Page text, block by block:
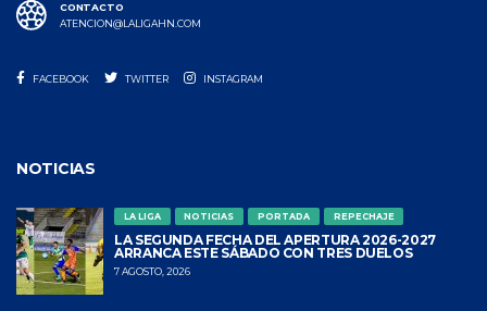
CONTACTO
ATENCION@LALIGAHN.COM
FACEBOOK TWITTER INSTAGRAM
NOTICIAS
LA LIGA NOTICIAS PORTADA REPECHAJE
LA SEGUNDA FECHA DEL APERTURA 2026-2027
ARRANCA ESTE SÁBADO CON TRES DUELOS
7 AGOSTO, 2026